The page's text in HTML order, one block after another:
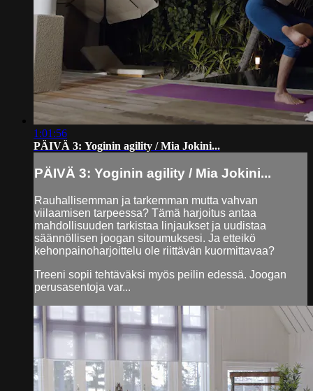
1:01:56
PÄIVÄ 3: Yoginin agility / Mia Jokini...
PÄIVÄ 3: Yoginin agility / Mia Jokini...
Rauhallisemman ja tarkemman mutta vahvan
viilaamisen tarpeessa? Tämä harjoitus antaa
mahdollisuuden tarkistaa linjaukset ja uudistaa
säännöllisen joogan sitoumuksesi. Ja etteikö
kehonpainoharjoittelu ole riittävän kuormittavaa?
Treeni sopii tehtäväksi myös peilin edessä. Joogan
perusasentoja var...